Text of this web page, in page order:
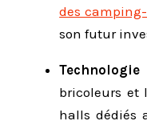
des
son futur
bricoleurs et
halls dédiés